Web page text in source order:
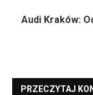
Audi Kraków:
PRZECZYTAJ